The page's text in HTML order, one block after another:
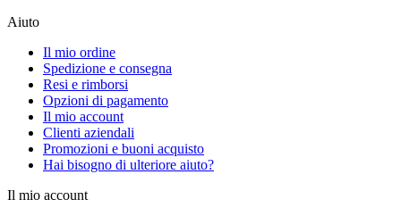
Aiuto
Il mio ordine
Spedizione e consegna
Resi e rimborsi
Opzioni di pagamento
Il mio account
Clienti aziendali
Promozioni e buoni acquisto
Hai bisogno di ulteriore aiuto?
Il mio account